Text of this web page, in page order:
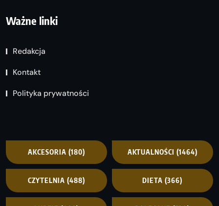
Ważne linki
Redakcja
Kontakt
Polityka prywatności
AKCESORIA (180) AKTUALNOŚCI (1464)
CZYTELNIA (488) DIETA (366)